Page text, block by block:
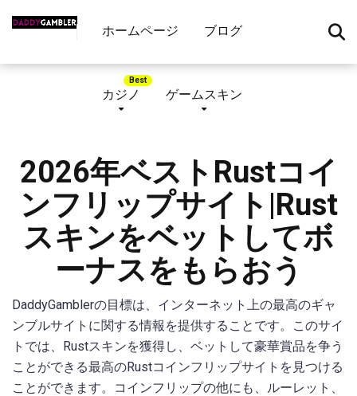
ホームページ ブログ
カジノ ゲームスキン
2026年ベストRustコイ
ンフリップサイト|Rust
スキンをベットしてボ
ーナスをもらおう
DaddyGamblerの目標は、インターネット上の最高のギャ
ンブルサイトに関する情報を提供することです。このサイ
トでは、Rustスキンを獲得し、ベットして豪華賞品を争う
ことができる最高のRustコインフリップサイトを見つける
ことができます。コインフリップの他にも、ルーレット、